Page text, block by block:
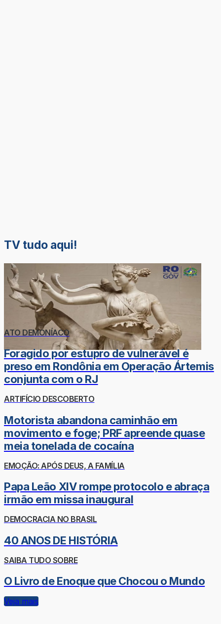
TV tudo aqui!
ATO DEMONÍACO
Foragido por estupro de vulnerável é
preso em Rondônia em Operação Ártemis
conjunta com o RJ
ARTIFÍCIO DESCOBERTO
Motorista abandona caminhão em
movimento e foge; PRF apreende quase
meia tonelada de cocaína
EMOÇÃO: APÓS DEUS, A FAMÍLIA
Papa Leão XIV rompe protocolo e abraça
irmão em missa inaugural
DEMOCRACIA NO BRASIL
40 ANOS DE HISTÓRIA
SAIBA TUDO SOBRE
O Livro de Enoque que Chocou o Mundo
Veja mais